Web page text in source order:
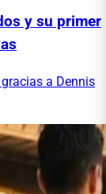
y su primer
a Dennis